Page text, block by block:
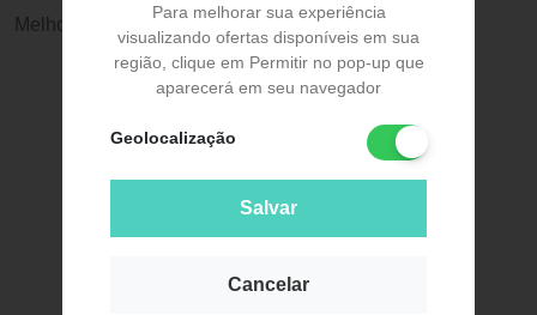
Para melhorar sua experiência
visualizando ofertas disponíveis em sua
região, clique em Permitir no pop-up que
aparecerá em seu navegador
Geolocalização
Salvar
Cancelar
Melhor preço: R$ 182,59